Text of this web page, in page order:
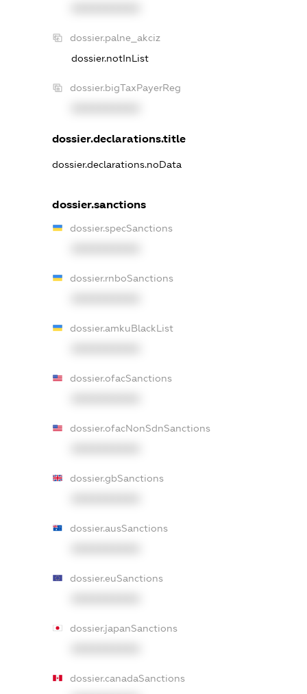
dossier.palne_akciz
dossier.notInList
dossier.bigTaxPayerReg
dossier.declarations.title
dossier.declarations.noData
dossier.sanctions
dossier.specSanctions
dossier.rnboSanctions
dossier.amkuBlackList
dossier.ofacSanctions
dossier.ofacNonSdnSanctions
dossier.gbSanctions
dossier.ausSanctions
dossier.euSanctions
dossier.japanSanctions
dossier.canadaSanctions